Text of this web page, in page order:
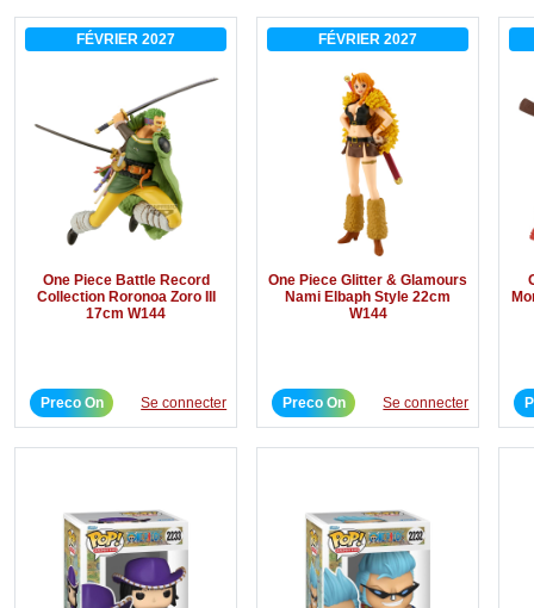
FÉVRIER 2027
One Piece Battle Record
Collection Roronoa Zoro III
17cm W144
Preco On Se connecter
FÉVRIER 2027
One Piece Glitter & Glamours
Nami Elbaph Style 22cm
W144
Preco On Se connecter